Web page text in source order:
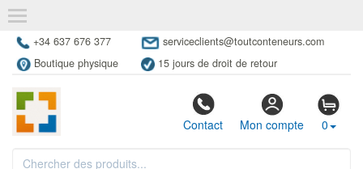
+34 637 676 377
serviceclients@toutconteneurs.com
Boutique physique
15 jours de droit de retour
Contact Mon compte 0